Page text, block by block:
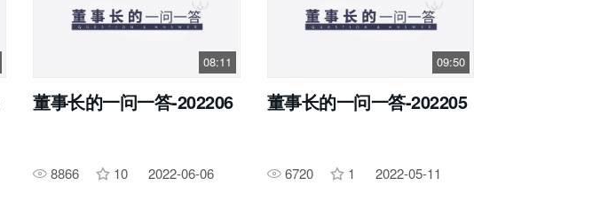
08:11
董事长的一问一答-202206
8866 10 2022-06-06
09:50
董事长的一问一答-202205
6720 1 2022-05-11